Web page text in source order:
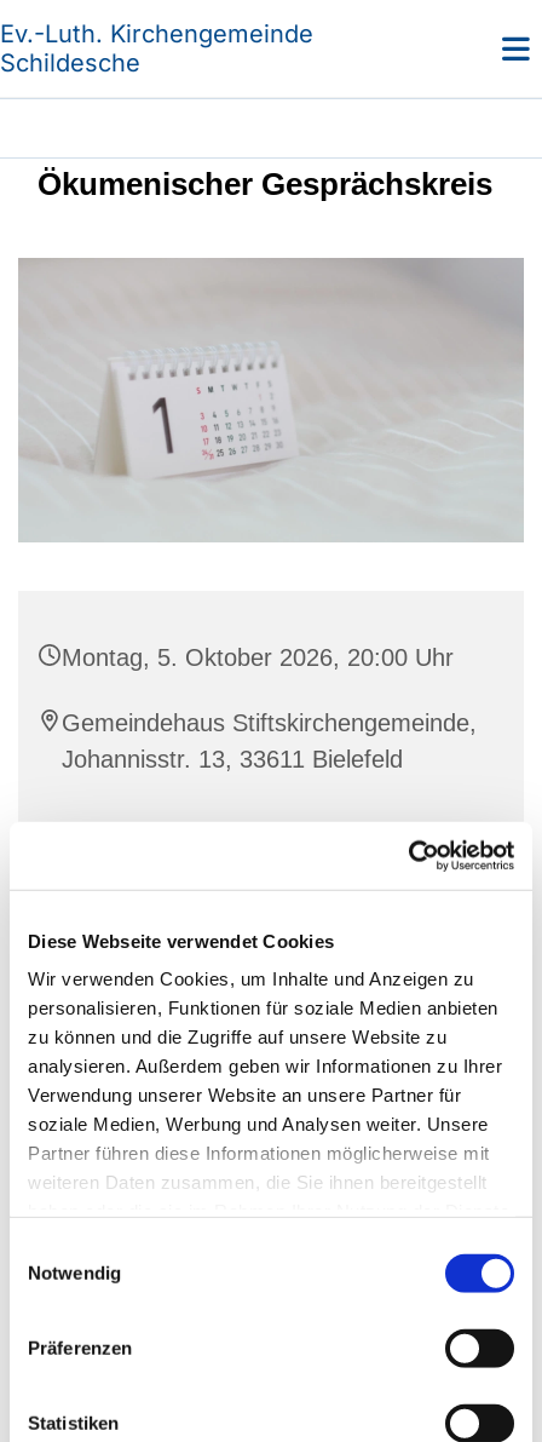
Diese Webseite verwendet Cookies
Wir verwenden Cookies, um Inhalte und Anzeigen zu
personalisieren, Funktionen für soziale Medien anbieten
zu können und die Zugriffe auf unsere Website zu
analysieren. Außerdem geben wir Informationen zu Ihrer
Verwendung unserer Website an unsere Partner für
soziale Medien, Werbung und Analysen weiter. Unsere
Partner führen diese Informationen möglicherweise mit
weiteren Daten zusammen, die Sie ihnen bereitgestellt
Notwendig
Präferenzen
Statistiken
Ev.-Luth. Kirchengemeinde
Schildesche
Ökumenischer Gesprächskreis
Montag, 5. Oktober 2026, 20:00 Uhr
Gemeindehaus Stiftskirchengemeinde,
Johannisstr. 13, 33611 Bielefeld